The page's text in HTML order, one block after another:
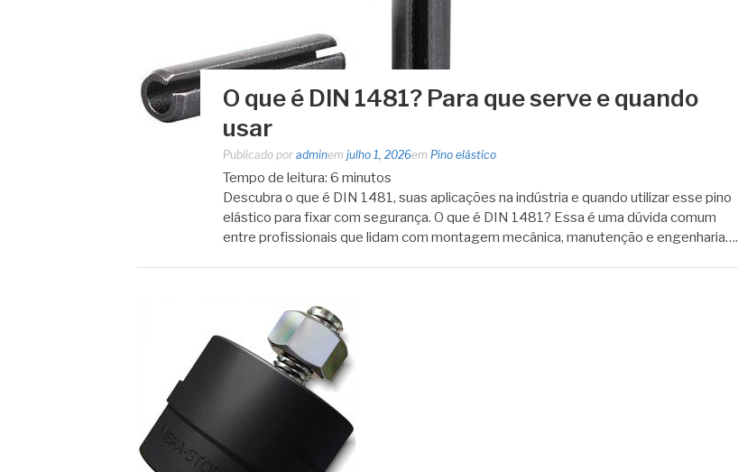
O que é DIN 1481? Para que serve e quando
usar
Publicado por adminem julho 1, 2026em Pino elástico
Tempo de leitura: 6 minutos
Descubra o que é DIN 1481, suas aplicações na indústria e quando utilizar esse pino
elástico para fixar com segurança. O que é DIN 1481? Essa é uma dúvida comum
entre profissionais que lidam com montagem mecânica, manutenção e engenharia….